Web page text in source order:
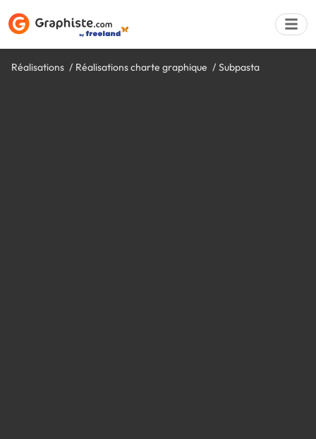
Réalisations Réalisations charte graphique Subpasta